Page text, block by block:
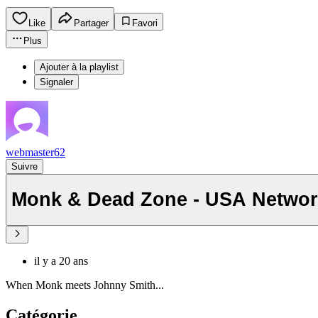
Like Partager
Favori
Plus
Ajouter à la playlist
Signaler
webmaster62
Suivre
Monk & Dead Zone - USA
il y a 20 ans
When Monk meets Johnny Smith...